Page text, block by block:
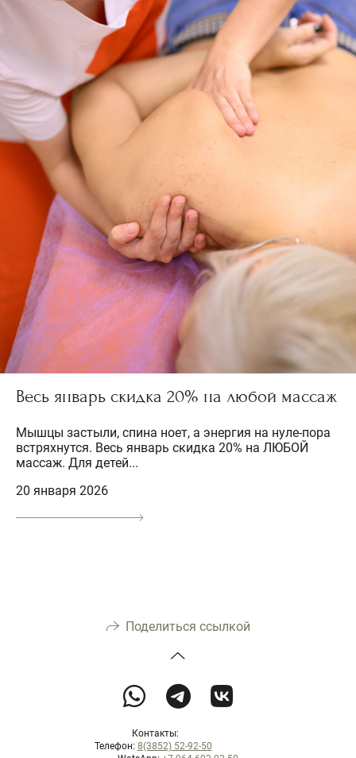
Весь январь скидка 20% на любой массаж
Мышцы застыли, спина ноет, а энергия на нуле-пора
встряхнутся. Весь январь скидка 20% на ЛЮБОЙ
массаж. Для детей...
20 января 2026
Поделиться ссылкой
Контакты:
Телефон: 8(3852) 52-92-50